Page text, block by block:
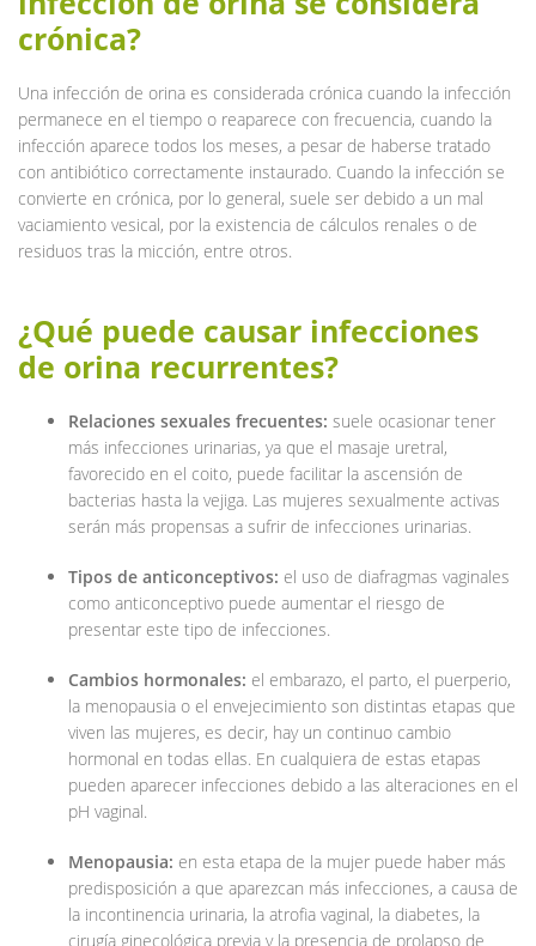
crónica?
Una infección de orina es considerada crónica cuando la infección
permanece en el tiempo o reaparece con frecuencia, cuando la
infección aparece todos los meses, a pesar de haberse tratado
con antibiótico correctamente instaurado. Cuando la infección se
convierte en crónica, por lo general, suele ser debido a un mal
vaciamiento vesical, por la existencia de cálculos renales o de
residuos tras la micción, entre otros.
¿Qué puede causar infecciones
de orina recurrentes?
Relaciones sexuales frecuentes: suele ocasionar tener
más infecciones urinarias, ya que el masaje uretral,
favorecido en el coito, puede facilitar la ascensión de
bacterias hasta la vejiga. Las mujeres sexualmente activas
serán más propensas a sufrir de infecciones urinarias.
Tipos de anticonceptivos: el uso de diafragmas vaginales
como anticonceptivo puede aumentar el riesgo de
presentar este tipo de infecciones.
Cambios hormonales: el embarazo, el parto, el puerperio,
la menopausia o el envejecimiento son distintas etapas que
viven las mujeres, es decir, hay un continuo cambio
hormonal en todas ellas. En cualquiera de estas etapas
pueden aparecer infecciones debido a las alteraciones en el
pH vaginal.
Menopausia: en esta etapa de la mujer puede haber más
predisposición a que aparezcan más infecciones, a causa de
la incontinencia urinaria, la atrofia vaginal, la diabetes, la
cirugía ginecológica previa y la presencia de prolapso de